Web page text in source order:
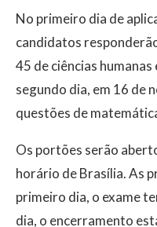
No primeiro dia de
candidatos
45 de ciências
segundo dia, em 16 de
questões de
Os portões serão
horário de Brasília. As
primeiro dia, o exame
dia, o encerramento